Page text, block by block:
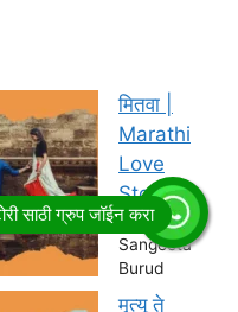
मितवा |
Marathi
Love
Story
by
Sangeeta
Burud
मृत्यू ते